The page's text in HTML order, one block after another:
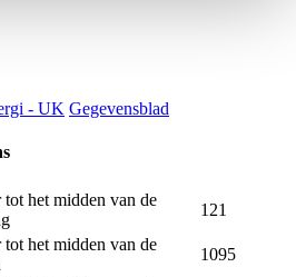
Gegevensblad
het midden van de
121
het midden van de
1095